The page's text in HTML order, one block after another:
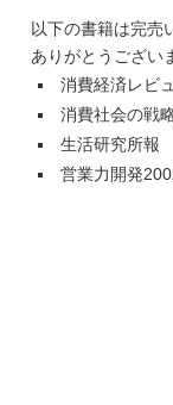
以下の書籍は完売
ありがとうござい
消費経済レビ
消費社会の戦
生活研究所報
営業力開発